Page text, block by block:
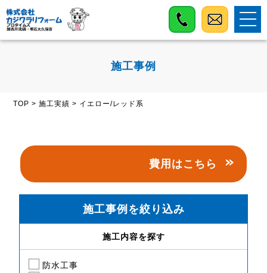
施工事例
TOP >施工実績 > イエロー/レッド系
費用はこちら
施工事例を絞り込み
施工内容を探す
防水工事